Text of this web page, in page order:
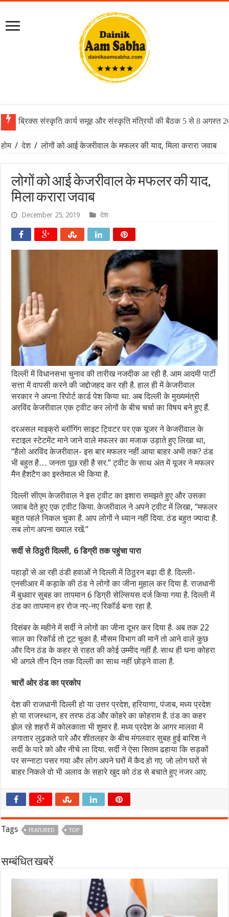
ब्रिक्स संस्कृति कार्य समूह और संस्कृति मंत्रियों की बैठक 5 से 8 अगस्त
होम / देश / लोगों को आई केजरीवाल के मफलर की याद, मिला करारा जवाब
लोगों को आई केजरीवाल के मफलर की याद,
मिला करारा जवाब
December 25, 2019 देश
दिल्ली में विधानसभा चुनाव की तारीख नजदीक आ रही है. आम आदमी पार्टी
सत्ता में वापसी करने की जद्दोजहद कर रही है. हाल ही में केजरीवाल
सरकार ने अपना रिपोर्ट कार्ड पेश किया था. अब दिल्ली के मुख्यमंत्री
अरविंद केजरीवाल एक ट्वीट कर लोगों के बीच चर्चा का विषय बने हुए हैं.
दरअसल माइक्रो ब्लॉगिंग साइट ट्विटर पर एक यूजर ने केजरीवाल के
स्टाइल स्टेटमेंट माने जाने वाले मफलर का मजाक उड़ाते हुए लिखा था,
“हैलो अरविंद केजरीवाल- इस बार मफलर नहीं आया बाहर अभी तक? ठंड
भी बहुत है… जनता पूछ रही है सर.” ट्वीट के साथ अंत में यूजर ने मफलर
मैन हैशटैग का इस्तेमाल भी किया है.
दिल्ली सीएम केजरीवाल ने इस ट्वीट का इशारा समझते हुए और उसका
जवाब देते हुए एक ट्वीट किया. केजरीवाल ने अपने ट्वीट में लिखा, “मफलर
बहुत पहले निकल चुका है. आप लोगों ने ध्यान नहीं दिया. ठंड बहुत ज्यादा है.
सब लोग अपना ख्याल रखें.”
सर्दी से ठिठुरी दिल्ली, 6 डिग्री तक पहुंचा पारा
पहाड़ों से आ रही ठंडी हवाओं ने दिल्ली में ठिठुरन बढ़ा दी है. दिल्ली-
एनसीआर में कड़ाके की ठंड ने लोगों का जीना मुहाल कर दिया है. राजधानी
में बुधवार सुबह का तापमान 6 डिग्री सेल्सियस दर्ज किया गया है. दिल्ली में
ठंड का तापमान हर रोज नए-नए रिकॉर्ड बना रहा है.
दिसंबर के महीने में सर्दी ने लोगों का जीना दूभर कर दिया है. अब तक 22
साल का रिकॉर्ड तो टूट चुका है. मौसम विभाग की मानें तो आने वाले कुछ
और दिन ठंड के कहर से राहत की कोई उम्मीद नहीं है. साथ ही घना कोहरा
भी अगले तीन दिन तक दिल्ली का साथ नहीं छोड़ने वाला है.
चारों ओर ठंड का प्रकोप
देश की राजधानी दिल्ली हो या उत्तर प्रदेश, हरियाणा, पंजाब, मध्य प्रदेश
हो या राजस्थान, हर तरफ ठंड और कोहरे का कोहराम है. ठंड का कहर
झेल रहे शहरों में कोलकाता भी शुमार है. मध्य प्रदेश के आगर मालवा में
लगातार लुढ़कते पारे और शीतलहर के बीच मंगलवार सुबह हुई बारिश ने
सर्दी के पारे को और नीचे ला दिया. सर्दी ने ऐसा सितम ढहाया कि सड़कों
पर सन्नाटा पसर गया और लोग अपने घरों में कैद हो गए. जो लोग घरों से
बाहर निकले वो भी अलाव के सहारे खुद को ठंड से बचाते हुए नजर आए.
Tags FEATURED TOP
सम्बंधित खबरें